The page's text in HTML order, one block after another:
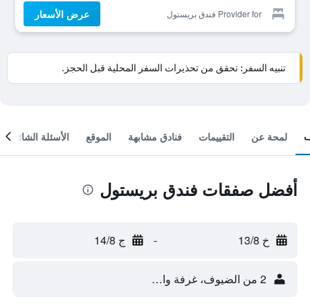
Provider for فندق بريستول عرض الأسعار
تنبيه السفر: تحقق من تحذيرات السفر المحلية قبل الحجز.
لمحة عن التقييمات فنادق مشابهة الموقع الأسئلة الشائعة
أفضل صفقات فندق بريستول
خ 13/8 - ج 14/8
2 من الضيوف، غرفة واحدة